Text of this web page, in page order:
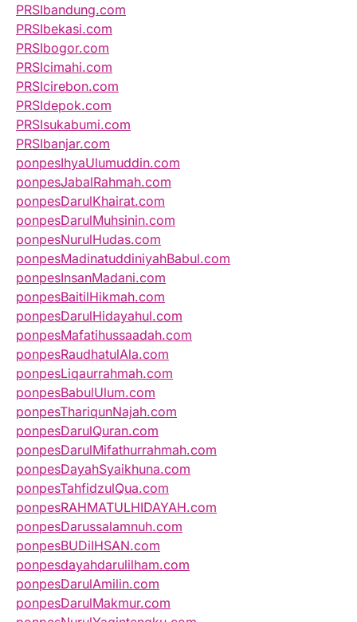
PRSIbandung.com
PRSIbekasi.com
PRSIbogor.com
PRSIcimahi.com
PRSIcirebon.com
PRSIdepok.com
PRSIsukabumi.com
PRSIbanjar.com
ponpesIhyaUlumuddin.com
ponpesJabalRahmah.com
ponpesDarulKhairat.com
ponpesDarulMuhsinin.com
ponpesNurulHudas.com
ponpesMadinatuddiniyahBabul.com
ponpesInsanMadani.com
ponpesBaitilHikmah.com
ponpesDarulHidayahul.com
ponpesMafatihussaadah.com
ponpesRaudhatulAla.com
ponpesLiqaurrahmah.com
ponpesBabulUlum.com
ponpesThariqunNajah.com
ponpesDarulQuran.com
ponpesDarulMifathurrahmah.com
ponpesDayahSyaikhuna.com
ponpesTahfidzulQua.com
ponpesRAHMATULHIDAYAH.com
ponpesDarussalamnuh.com
ponpesBUDiIHSAN.com
ponpesdayahdarulilham.com
ponpesDarulAmilin.com
ponpesDarulMakmur.com